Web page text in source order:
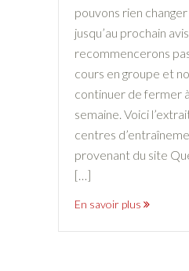
pouvons rien
jusqu’au prochain
recommencerons
cours en groupe et
continuer de fermer
semaine. Voici
centres
provenant du site
[…]
En savoir plus